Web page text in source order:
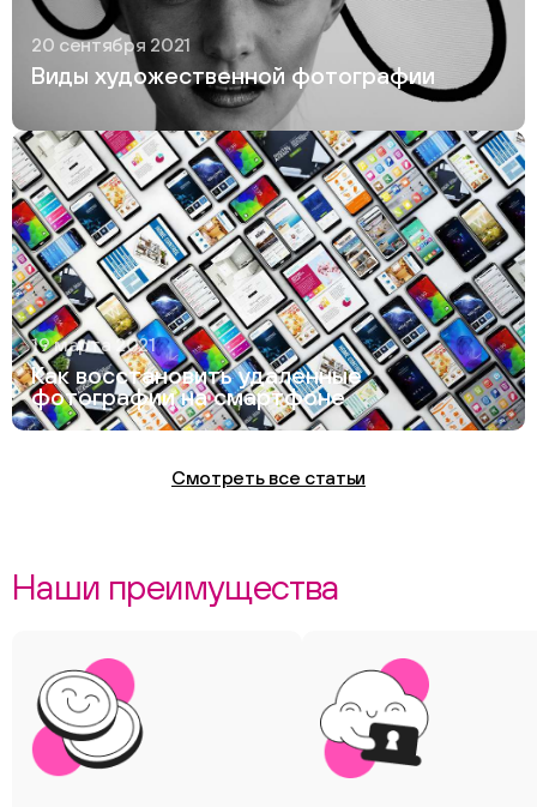
20 сентября 2021
Виды художественной фотографии
19 марта 2021
Как восстановить удаленные
фотографии на смартфоне
Смотреть все статьи
Наши преимущества